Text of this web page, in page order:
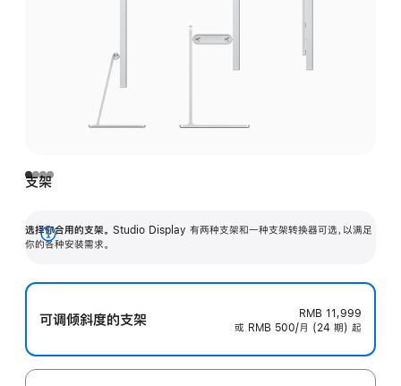
支架
选择你合用的支架。 Studio Display 有两种支架和一种支架转换器可选，以满足
你的各种安装需求。
展
可调倾斜度的支架
RMB 11,999
或 RMB 500/月 (24 期) 起